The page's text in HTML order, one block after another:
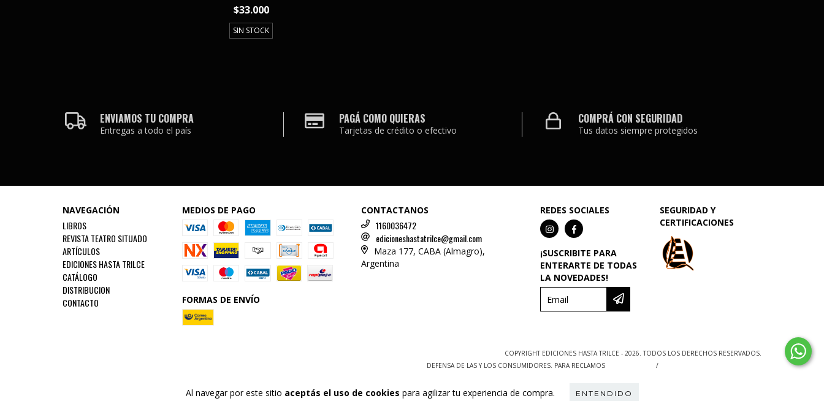
Al navegar por este sitio aceptás el uso de cookies para agilizar tu experiencia de compra. ENTENDIDO
$33.000
SIN STOCK
ENVIAMOS TU COMPRA
Entregas a todo el país
PAGÁ COMO QUIERAS
Tarjetas de crédito o efectivo
COMPRÁ CON SEGURIDAD
Tus datos siempre protegidos
NAVEGACIÓN
LIBROS
REVISTA TEATRO SITUADO
ARTÍCULOS
EDICIONES HASTA TRILCE
CATÁLOGO
DISTRIBUCION
CONTACTO
MEDIOS DE PAGO
FORMAS DE ENVÍO
CONTACTANOS
1160036472
edicioneshastatrilce@gmail.com
Maza 177, CABA (Almagro),
Argentina
REDES SOCIALES
¡SUSCRIBITE PARA
ENTERARTE DE TODAS
LA NOVEDADES!
SEGURIDAD Y
CERTIFICACIONES
COPYRIGHT EDICIONES HASTA TRILCE - 2026. TODOS LOS DERECHOS RESERVADOS.
DEFENSA DE LAS Y LOS CONSUMIDORES. PARA RECLAMOS
/